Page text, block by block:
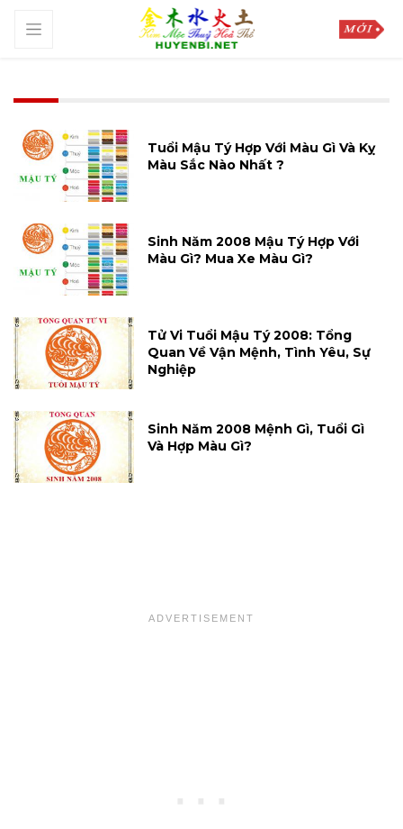
Tuổi Mậu Tý Hợp Với Màu Gì Và Kỵ
Màu Sắc Nào Nhất ?
Sinh Năm 2008 Mậu Tý Hợp Với
Màu Gì? Mua Xe Màu Gì?
Tử Vi Tuổi Mậu Tý 2008: Tổng
Quan Về Vận Mệnh, Tình Yêu, Sự
Nghiệp
Sinh Năm 2008 Mệnh Gì, Tuổi Gì
Và Hợp Màu Gì?